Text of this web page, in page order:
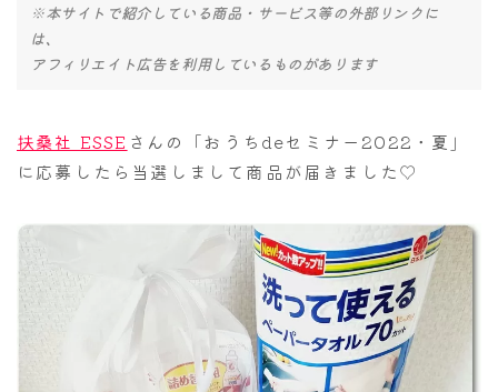
※本サイトで紹介している商品・サービス等の外部リンクに
は、
アフィリエイト広告を利用しているものがあります
扶桑社 ESSE さんの「おうちdeセミナー2022・夏」
に応募したら当選しまして商品が届きました♡